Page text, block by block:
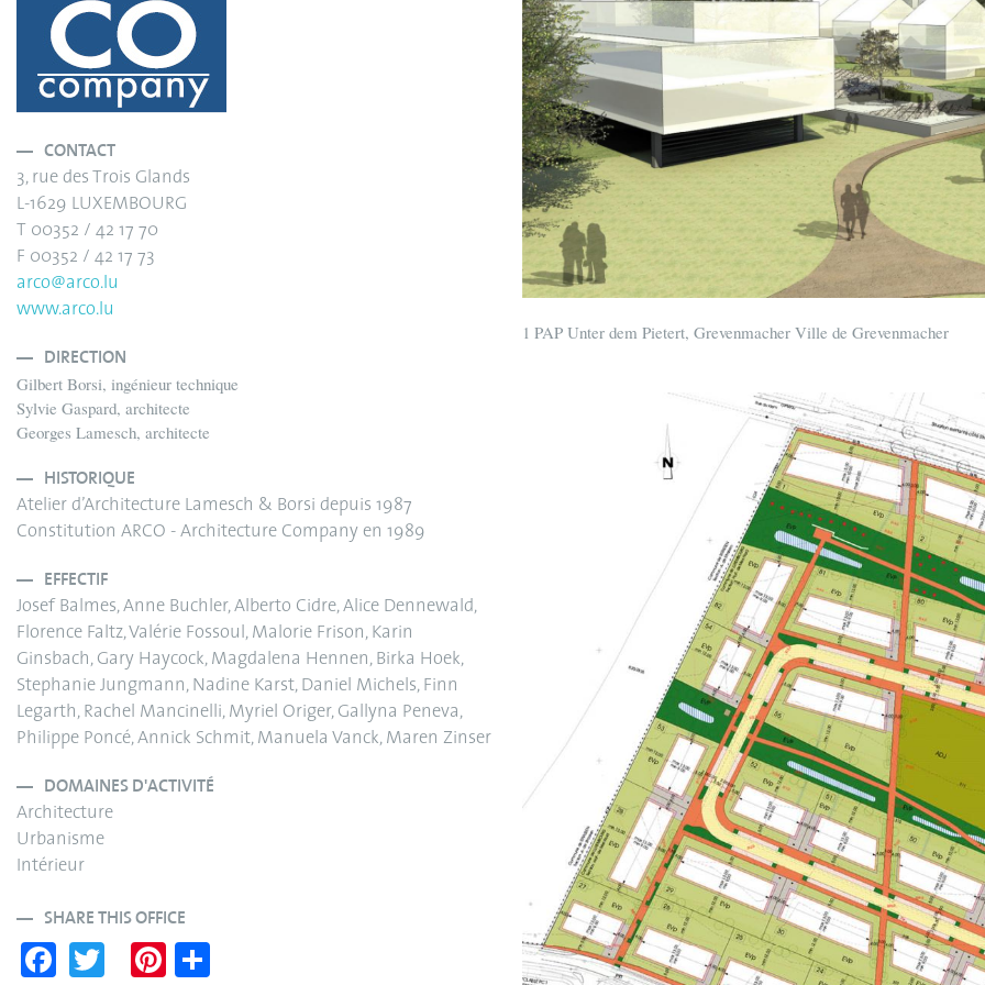
CONTACT
3, rue des Trois Glands
L-1629 LUXEMBOURG
T 00352 / 42 17 70
F 00352 / 42 17 73
arco@arco.lu
www.arco.lu
DIRECTION
Gilbert Borsi, ingénieur technique
Sylvie Gaspard, architecte
Georges Lamesch, architecte
HISTORIQUE
Atelier d’Architecture Lamesch & Borsi depuis 1987
Constitution ARCO - Architecture Company en 1989
EFFECTIF
Josef Balmes, Anne Buchler, Alberto Cidre, Alice Dennewald,
Florence Faltz, Valérie Fossoul, Malorie Frison, Karin
Ginsbach, Gary Haycock, Magdalena Hennen, Birka Hoek,
Stephanie Jungmann, Nadine Karst, Daniel Michels, Finn
Legarth, Rachel Mancinelli, Myriel Origer, Gallyna Peneva,
Philippe Poncé, Annick Schmit, Manuela Vanck, Maren Zinser
DOMAINES D'ACTIVITÉ
Architecture
Urbanisme
Intérieur
SHARE THIS OFFICE
Fa Pi
1 PAP Unter dem Pietert, Grevenmacher Ville de Grevenmacher